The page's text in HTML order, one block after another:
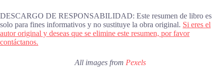
DESCARGO DE RESPONSABILIDAD: Este resumen de libro es
solo para fines informativos y no sustituye la obra original. Si eres el
autor original y deseas que se elimine este resumen, por favor
contáctanos.
All images from Pexels